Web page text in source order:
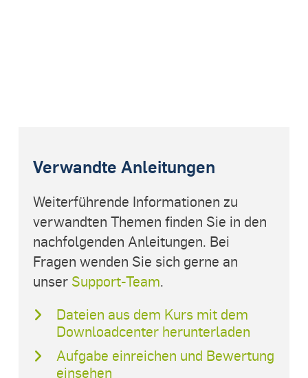
Verwandte Anleitungen
Weiterführende Informationen zu
verwandten Themen finden Sie in den
nachfolgenden Anleitungen. Bei
Fragen wenden Sie sich gerne an
unser Support-Team.
Dateien aus dem Kurs mit dem
Downloadcenter herunterladen
Aufgabe einreichen und Bewertung
einsehen